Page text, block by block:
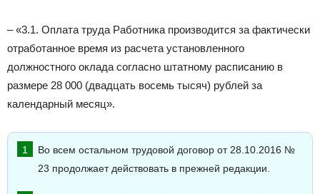
– «3.1. Оплата труда Работника производится за фактически
отработанное время из расчета установленного
должностного оклада согласно штатному расписанию в
размере 28 000 (двадцать восемь тысяч) рублей за
календарный месяц».
Во всем остальном трудовой договор от 28.10.2016 №
23 продолжает действовать в прежней редакции.